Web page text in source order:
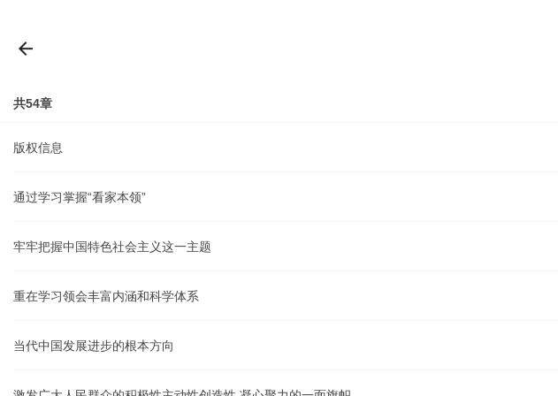
共54章
版权信息
通过学习掌握“看家本领”
牢牢把握中国特色社会主义这一主题
重在学习领会丰富内涵和科学体系
当代中国发展进步的根本方向